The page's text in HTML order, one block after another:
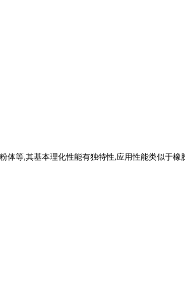
体等,其基本理化性能有独特性,应用性能类似于